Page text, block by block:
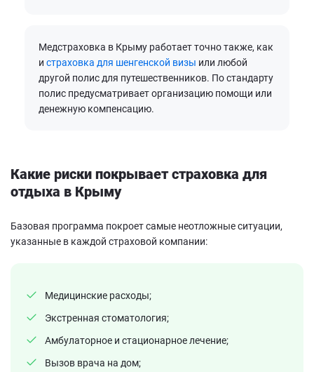
Медстраховка в Крыму работает точно также, как
и страховка для шенгенской визы или любой
другой полис для путешественников. По стандарту
полис предусматривает организацию помощи или
денежную компенсацию.
Какие риски покрывает страховка для
отдыха в Крыму
Базовая программа покроет самые неотложные ситуации,
указанные в каждой страховой компании:
Медицинские расходы;
Экстренная стоматология;
Амбулаторное и стационарное лечение;
Вызов врача на дом;